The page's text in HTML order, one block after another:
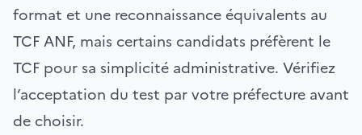
format et une reconnaissance équivalents au
TCF ANF, mais certains candidats préfèrent le
TCF pour sa simplicité administrative. Vérifiez
l’acceptation du test par votre préfecture avant
de choisir.